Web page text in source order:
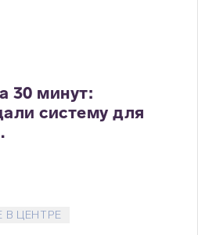
30 минут:
систему для
В ЦЕНТРЕ